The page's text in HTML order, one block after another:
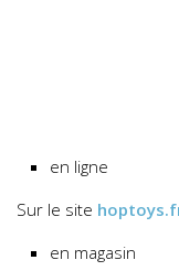
en ligne
Sur le site
en magasin